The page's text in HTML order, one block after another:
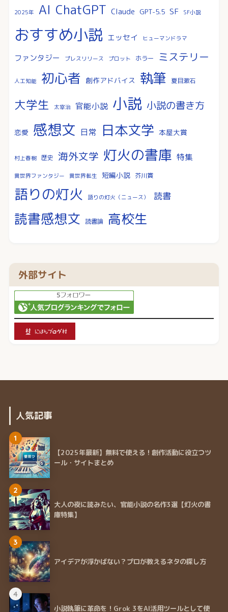
2025年 AI ChatGPT Claude GPT-5.5 SF SF小説
おすすめ小説 エッセイ ヒューマンドラマ
ファンタジー プレスリリース プロット ホラー ミステリー
人工知能 初心者 創作アドバイス 執筆 夏目漱石
大学生 太宰治 官能小説 小説 小説の書き方
恋愛 感想文 日常 日本文学 本屋大賞
村上春樹 歴史 海外文学 灯火の書庫 特集
異世界ファンタジー 異世界転生 短編小説 芥川賞
語りの灯火 語りの灯火（ニュース） 読書
読書感想文 読書論 高校生
外部サイト
人気記事
1
【2025年最新】無料で使える！創作活動に役立つツ
ール・サイトまとめ
2
大人の夜に読みたい、官能小説の名作3選【灯火の書
庫特集】
3
アイデアが浮かばない？プロが教えるネタの探し方
4
小説執筆に革命を！Grok 3をAI活用ツールとして使